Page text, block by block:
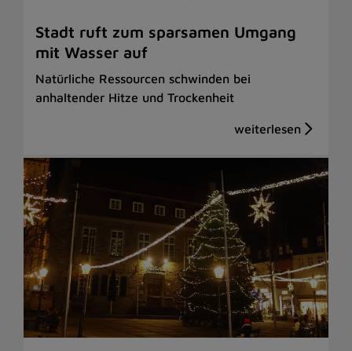
Stadt ruft zum sparsamen Umgang
mit Wasser auf
Natürliche Ressourcen schwinden bei
anhaltender Hitze und Trockenheit